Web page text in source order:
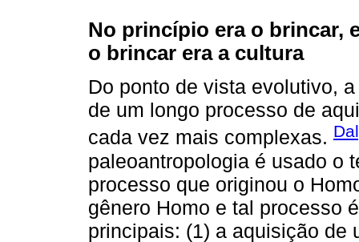
No princípio era o brincar,
o brincar era a cultura
Do ponto de vista evolutivo,
de um longo processo de
cada vez mais complexas.
paleoantropologia é usado o
processo que originou o
gênero Homo e tal processo
principais: (1) a aquisição de